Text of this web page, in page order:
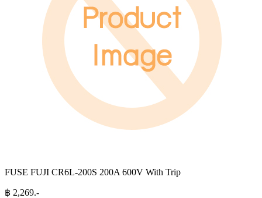
FUSE FUJI CR6L-200S 200A 600V With Trip
฿ 2,269.-